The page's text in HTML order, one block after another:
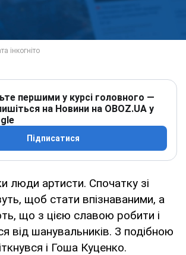
першими у курсі головного —
на Новини на OBOZ.UA у
Підписатися
люди артисти. Спочатку зі
щоб стати впізнаваними, а
що з цією славою робити і
від шанувальників. З подібною
і Гоша Куценко.